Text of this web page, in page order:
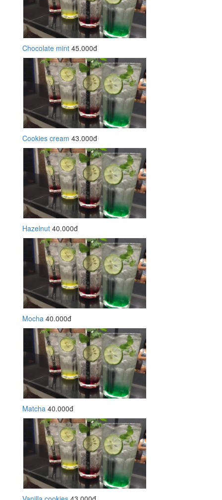
Chocolate mint 45.000đ
Cookies cream 43.000đ
Hazelnut 40.000đ
Mocha 40.000đ
Matcha 40.000đ